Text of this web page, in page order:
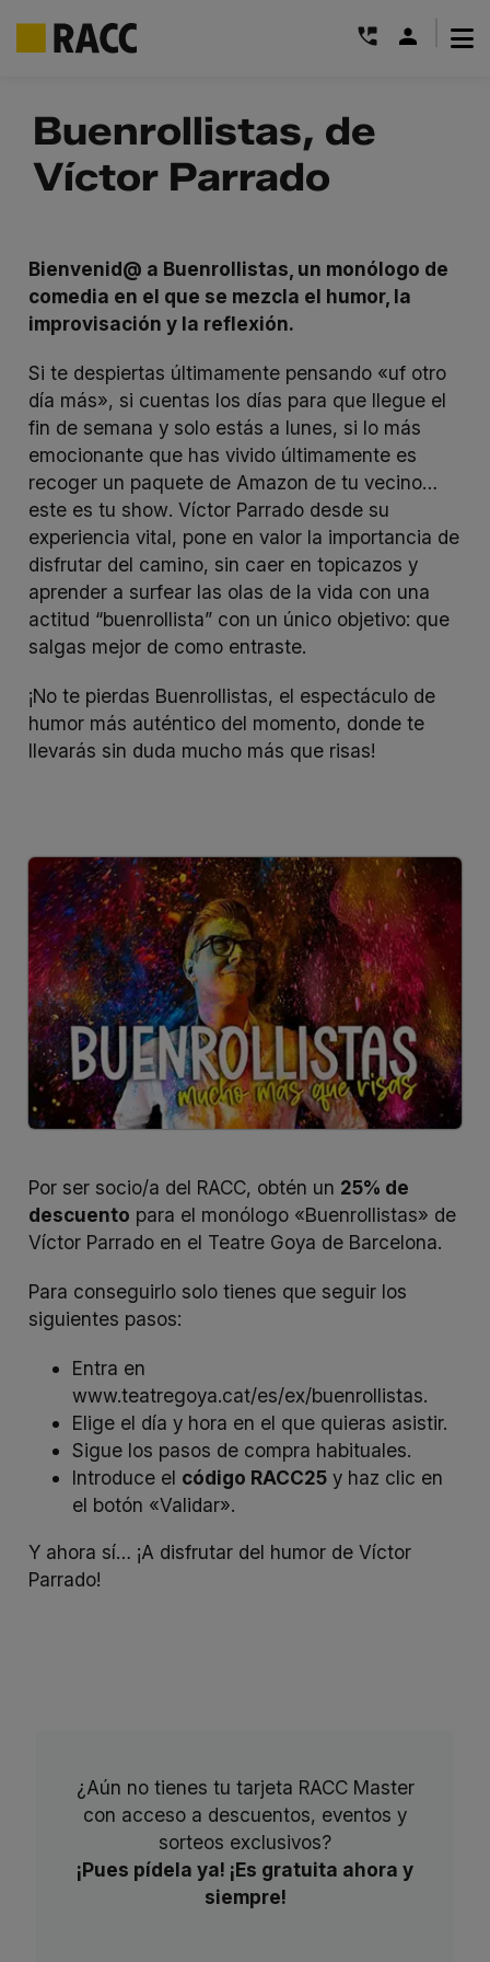
contenido
Buenrollistas, de
Víctor Parrado
Bienvenid@ a Buenrollistas, un monólogo de
comedia en el que se mezcla el humor, la
improvisación y la reflexión.
Si te despiertas últimamente pensando «uf otro
día más», si cuentas los días para que llegue el
fin de semana y solo estás a lunes, si lo más
emocionante que has vivido últimamente es
recoger un paquete de Amazon de tu vecino…
este es tu show. Víctor Parrado desde su
experiencia vital, pone en valor la importancia de
disfrutar del camino, sin caer en topicazos y
aprender a surfear las olas de la vida con una
actitud “buenrollista” con un único objetivo: que
salgas mejor de como entraste.
¡No te pierdas Buenrollistas, el espectáculo de
humor más auténtico del momento, donde te
llevarás sin duda mucho más que risas!
Por ser socio/a del RACC, obtén un 25% de
descuento para el monólogo «Buenrollistas» de
Víctor Parrado en el Teatre Goya de Barcelona.
Para conseguirlo solo tienes que seguir los
siguientes pasos:
Entra en
www.teatregoya.cat/es/ex/buenrollistas.
Elige el día y hora en el que quieras asistir.
Sigue los pasos de compra habituales.
Introduce el código RACC25y haz clic en
el botón «Validar».
Y ahora sí… ¡A disfrutar del humor de Víctor
Parrado!
¿Aún no tienes tu tarjeta RACC Master
con acceso a descuentos, eventos y
sorteos exclusivos?
¡Pues pídela ya! ¡Es gratuita ahora y
siempre!